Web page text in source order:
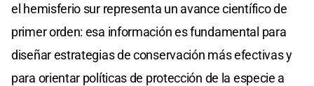
el hemisferio sur representa un avance científico de
primer orden: esa información es fundamental para
diseñar estrategias de conservación más efectivas y
para orientar políticas de protección de la especie a